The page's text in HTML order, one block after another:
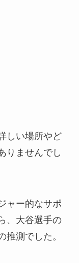
しい場所やど
りませんでし
ャー的なサポ
、大谷選手の
推測でした。